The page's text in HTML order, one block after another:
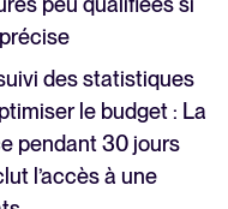
des statistiques
le budget : La
pendant 30 jours
l’accès à une